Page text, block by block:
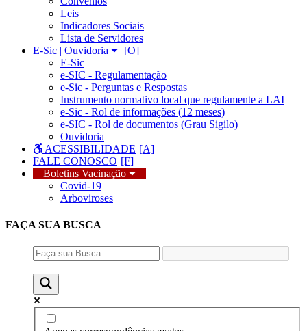
Leis
Indicadores Sociais
Lista de Servidores
E-Sic | Ouvidoria
E-Sic
e-SIC - Regulamentação
e-Sic - Perguntas e Respostas
Instrumento normativo local que regulamente a LAI
e-Sic - Rol de informações (12 meses)
e-SIC - Rol de documentos (Grau Sigilo)
Ouvidoria
ACESSIBILIDADE
FALE CONOSCO
Boletins Vacinação
Covid-19
Arboviroses
FAÇA SUA BUSCA